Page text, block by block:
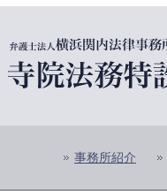
事務所紹介